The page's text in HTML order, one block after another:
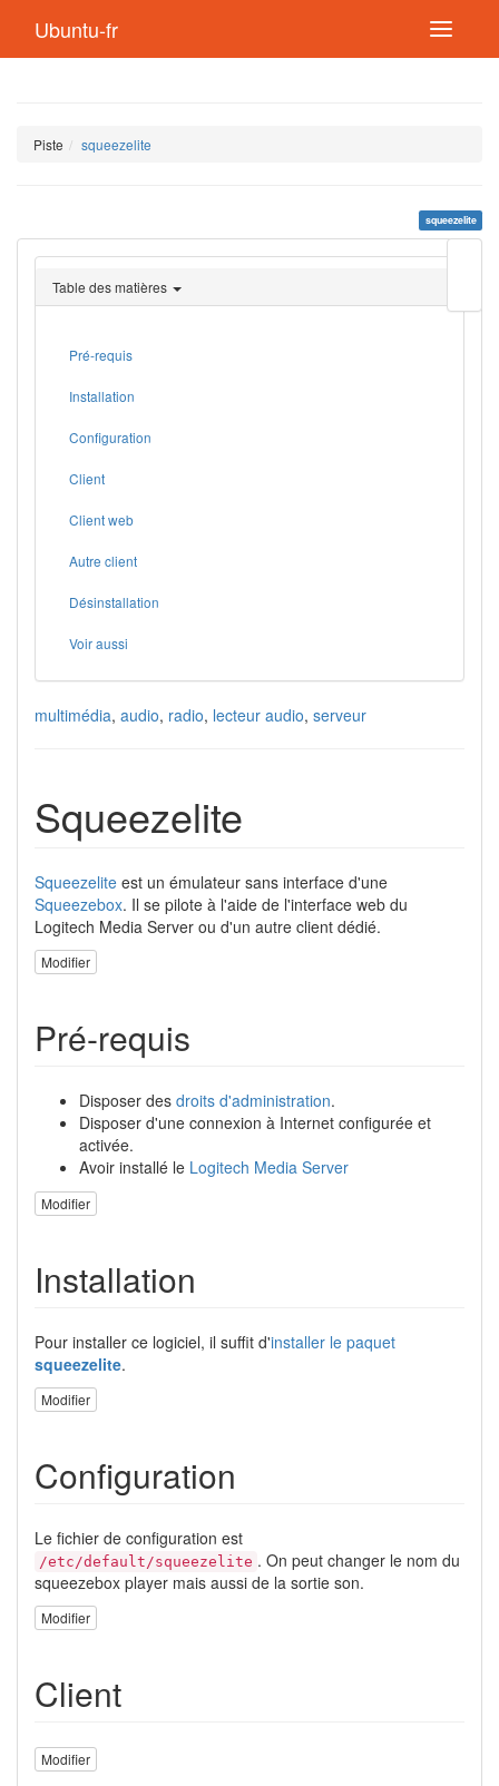
Ubuntu-fr
Piste squeezelite
squeezelite
page
Table des matières
Pré-requis
Installation
Configuration
Client
Client web
Autre client
Désinstallation
Voir aussi
multimédia, audio, radio, lecteur audio, serveur
Squeezelite
Squeezelite est un émulateur sans interface d'une
Squeezebox. Il se pilote à l'aide de l'interface web du
Logitech Media Server ou d'un autre client dédié.
Modifier
Pré-requis
Disposer des droits d'administration.
Disposer d'une connexion à Internet configurée et
activée.
Avoir installé le Logitech Media Server
Modifier
Installation
Pour installer ce logiciel, il suffit d'installer le paquet
squeezelite.
Modifier
Configuration
Le fichier de configuration est
/etc/default/squeezelite . On peut changer le nom du
squeezebox player mais aussi de la sortie son.
Modifier
Client
Modifier